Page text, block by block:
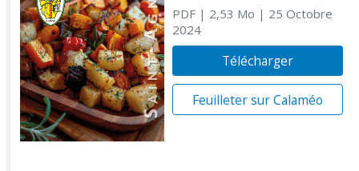
PDF| 2,53 Mo | 25 Octobre
2024
Télécharger
Feuilleter sur Calaméo